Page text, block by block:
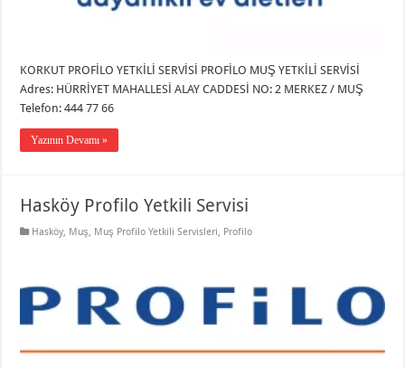
KORKUT PROFİLO YETKİLİ SERVİSİ PROFİLO MUŞ YETKİLİ SERVİSİ
Adres: HÜRRİYET MAHALLESİ ALAY CADDESİ NO: 2 MERKEZ / MUŞ
Telefon: 444 77 66
Yazının Devamı »
Hasköy Profilo Yetkili Servisi
Hasköy, Muş, Muş Profilo Yetkili Servisleri, Profilo